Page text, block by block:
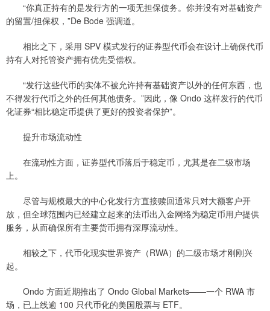
“你真正持有的是发行方的一项无担保债务。你并没有对基础资产
的留置/担保权，”De Bode 强调道。
相比之下，采用 SPV 模式发行的证券型代币会在设计上确保代币
持有人对托管资产拥有优先受偿权。
“发行这些代币的实体不被允许持有基础资产以外的任何东西，也
不得发行代币之外的任何其他债务。”因此，像 Ondo 这样发行的代币
化证券“相比稳定币提供了更好的投资者保护”。
提升市场流动性
在流动性方面，证券型代币落后于稳定币，尤其是在二级市场
上。
尽管与规模最大的中心化发行方直接赎回通常只对大额客户开
放，但全球范围内已经建立起来的法币出入金网络为稳定币用户提供
服务，从而确保所有主要货币拥有深厚流动性。
相较之下，代币化现实世界资产（RWA）的二级市场才刚刚兴
起。
Ondo 方面近期推出了 Ondo Global Markets——一个 RWA 市
场，已上线逾 100 只代币化的美国股票与 ETF。